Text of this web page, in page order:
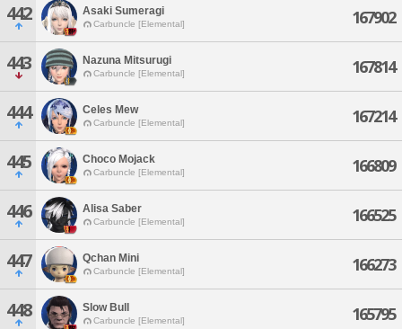
442 Asaki Sumeragi
Carbuncle [Elemental] 167902
443 Nazuna Mitsurugi
Carbuncle [Elemental] 167814
444 Celes Mew
Carbuncle [Elemental] 167214
445 Choco Mojack
Carbuncle [Elemental] 166809
446 Alisa Saber
Carbuncle [Elemental] 166525
447 Qchan Mini
Carbuncle [Elemental] 166273
448 Slow Bull
Carbuncle [Elemental] 165795